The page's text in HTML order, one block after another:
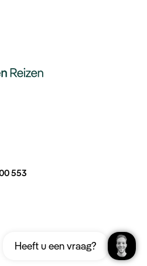
Download nu
Heeft u een vraag?
553